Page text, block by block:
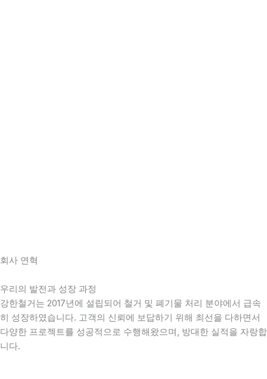
회사 연혁
우리의 발전과 성장 과정
강한철거는 2017년에 설립되어 철거 및 폐기물 처리 분야에서 급속
히 성장하였습니다. 고객의 신뢰에 보답하기 위해 최선을 다하면서
다양한 프로젝트를 성공적으로 수행해왔으며, 방대한 실적을 자랑합
니다.